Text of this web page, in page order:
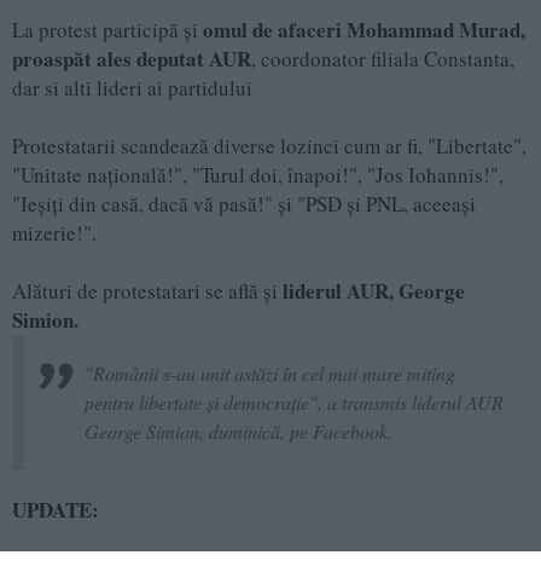
La protest participă și omul de afaceri Mohammad Murad,
proaspăt ales deputat AUR, coordonator filiala Constanta,
dar si alti lideri ai partidului
Protestatarii scandează diverse lozinci cum ar fi, "Libertate",
"Unitate naţională!", "Turul doi, înapoi!", "Jos Iohannis!",
"Ieşiţi din casă, dacă vă pasă!" şi "PSD şi PNL, aceeaşi
mizerie!".
Alături de protestatari se află și liderul AUR, George
Simion.
"Românii s-au unit astăzi în cel mai mare miting
pentru libertate şi democraţie", a transmis liderul AUR
George Simion, duminică, pe Facebook.
UPDATE: